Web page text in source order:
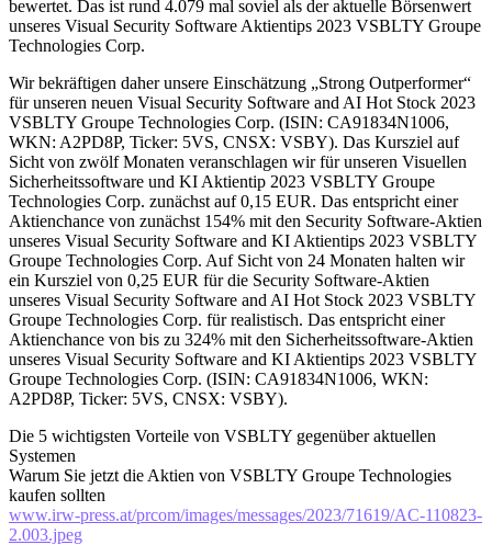
bewertet. Das ist rund 4.079 mal soviel als der aktuelle Börsenwert
unseres Visual Security Software Aktientips 2023 VSBLTY Groupe
Technologies Corp.
Wir bekräftigen daher unsere Einschätzung „Strong Outperformer“
für unseren neuen Visual Security Software and AI Hot Stock 2023
VSBLTY Groupe Technologies Corp. (ISIN: CA91834N1006,
WKN: A2PD8P, Ticker: 5VS, CNSX: VSBY). Das Kursziel auf
Sicht von zwölf Monaten veranschlagen wir für unseren Visuellen
Sicherheitssoftware und KI Aktientip 2023 VSBLTY Groupe
Technologies Corp. zunächst auf 0,15 EUR. Das entspricht einer
Aktienchance von zunächst 154% mit den Security Software-Aktien
unseres Visual Security Software and KI Aktientips 2023 VSBLTY
Groupe Technologies Corp. Auf Sicht von 24 Monaten halten wir
ein Kursziel von 0,25 EUR für die Security Software-Aktien
unseres Visual Security Software and AI Hot Stock 2023 VSBLTY
Groupe Technologies Corp. für realistisch. Das entspricht einer
Aktienchance von bis zu 324% mit den Sicherheitssoftware-Aktien
unseres Visual Security Software and KI Aktientips 2023 VSBLTY
Groupe Technologies Corp. (ISIN: CA91834N1006, WKN:
A2PD8P, Ticker: 5VS, CNSX: VSBY).
Die 5 wichtigsten Vorteile von VSBLTY gegenüber aktuellen
Systemen
Warum Sie jetzt die Aktien von VSBLTY Groupe Technologies
kaufen sollten
www.irw-press.at/prcom/images/messages/2023/71619/AC-110823-
2.003.jpeg